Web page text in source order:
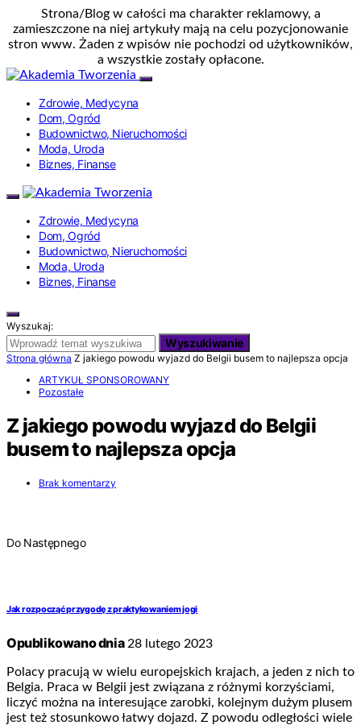
Strona/Blog w całości ma charakter reklamowy, a
zamieszczone na niej artykuły mają na celu pozycjonowanie
stron www. Żaden z wpisów nie pochodzi od użytkowników,
a wszystkie zostały opłacone.
Zdrowie, Medycyna
Dom, Ogród
Budownictwo, Nieruchomości
Moda, Uroda
Biznes, Finanse
Zdrowie, Medycyna
Dom, Ogród
Budownictwo, Nieruchomości
Moda, Uroda
Biznes, Finanse
Wyszukaj:
Wyszukiwanie
Strona główna Z jakiego powodu wyjazd do Belgii busem to najlepsza opcja
ARTYKUŁ SPONSOROWANY
Pozostałe
Z jakiego powodu wyjazd do Belgii
busem to najlepsza opcja
Brak komentarzy
Do Następnego
Jak rozpocząć przygodę z praktykowaniem jogi
Opublikowano dnia28 lutego 2023
Polacy pracują w wielu europejskich krajach, a jeden z nich to
Belgia. Praca w Belgii jest związana z różnymi korzyściami,
liczyć można na interesujące zarobki, kolejnym dużym plusem
jest też stosunkowo łatwy dojazd. Z powodu odległości wiele